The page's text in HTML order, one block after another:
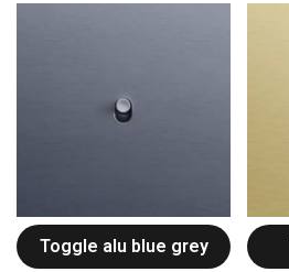
Toggle alu blue grey